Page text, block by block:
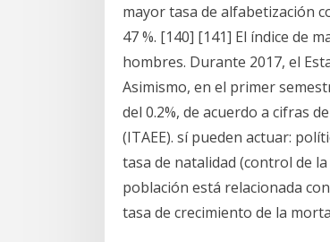
mayor tasa de alfabetización
47 %. [140] [141] El índice de
hombres. Durante 2017, el
Asimismo, en el primer
del 0.2%, de acuerdo a cifras
(ITAEE). sí pueden actuar:
tasa de natalidad (control de
población está relacionada
tasa de crecimiento de la